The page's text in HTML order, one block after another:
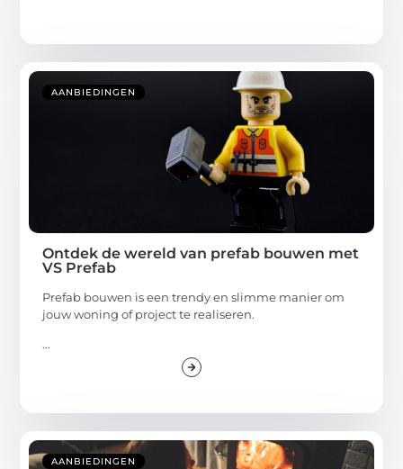
AANBIEDINGEN
Ontdek de wereld van prefab bouwen met
VS Prefab
Prefab bouwen is een trendy en slimme manier om
jouw woning of project te realiseren.
...
AANBIEDINGEN